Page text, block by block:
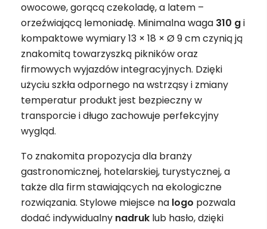
owocowe, gorącą czekoladę, a latem –
orzeźwiającą lemoniadę. Minimalna waga 310 gi
kompaktowe wymiary 13 × 18 × Ø 9 cm czynią ją
znakomitą towarzyszką pikników oraz
firmowych wyjazdów integracyjnych. Dzięki
użyciu szkła odpornego na wstrząsy i zmiany
temperatur produkt jest bezpieczny w
transporcie i długo zachowuje perfekcyjny
wygląd.
To znakomita propozycja dla branży
gastronomicznej, hotelarskiej, turystycznej, a
także dla firm stawiających na ekologiczne
rozwiązania. Stylowe miejsce na logo pozwala
dodać indywidualny nadruk lub hasło, dzięki